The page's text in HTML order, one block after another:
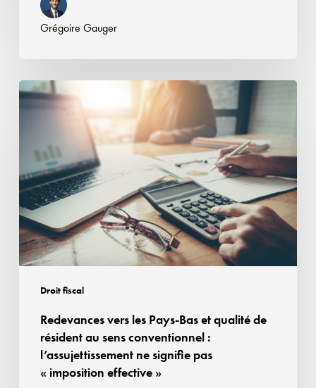
Grégoire Gauger
Droit fiscal
Redevances
vers
Pays-
et
qualité
de
résident
au
l’assujettissement
Redevances vers les Pays-Bas et qualité de
résident au sens conventionnel :
l’assujettissement ne signifie pas
« imposition effective »